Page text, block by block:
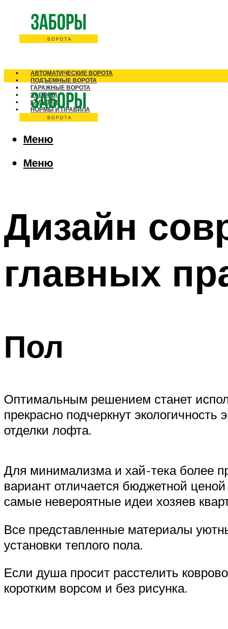
АВТОМАТИЧЕСКИЕ ВОРОТА
ПОДЪЕМНЫЕ ВОРОТА
ГАРАЖНЫЕ ВОРОТА
ЗАБОРЫ
КАЛИТКИ
НОРМЫ И ПРАВИЛА
Меню
Меню
Дизайн
главных
Пол
Оптимальным решением станет
прекрасно подчеркнут
отделки лофта.
Для минимализма и хай-тека более
вариант отличается бюджетной
самые невероятные идеи хозяев
Все представленные материалы
установки теплого пола.
Если душа просит расстелить
коротким ворсом и без рисунка.